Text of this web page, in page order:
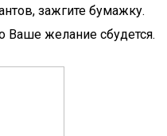
зажгите бумажку.
Ваше желание сбудется.